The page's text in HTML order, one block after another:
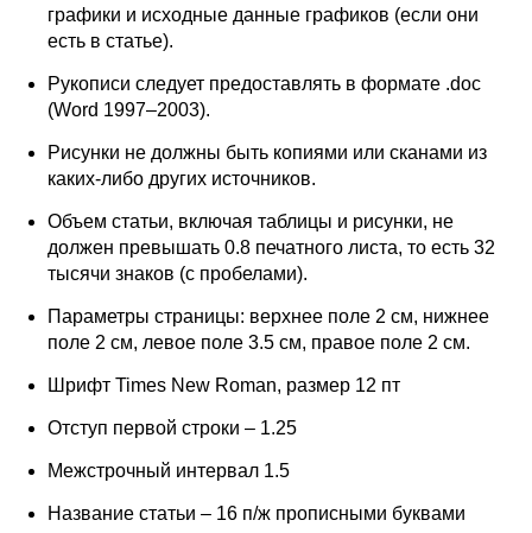
графики и исходные данные графиков (если они
есть в статье).
Рукописи следует предоставлять в формате .doc
(Word 1997–2003).
Рисунки не должны быть копиями или сканами из
каких-либо других источников.
Объем статьи, включая таблицы и рисунки, не
должен превышать 0.8 печатного листа, то есть 32
тысячи знаков (с пробелами).
Параметры страницы: верхнее поле 2 см, нижнее
поле 2 см, левое поле 3.5 см, правое поле 2 см.
Шрифт Times New Roman, размер 12 пт
Отступ первой строки – 1.25
Межстрочный интервал 1.5
Название статьи – 16 п/ж прописными буквами